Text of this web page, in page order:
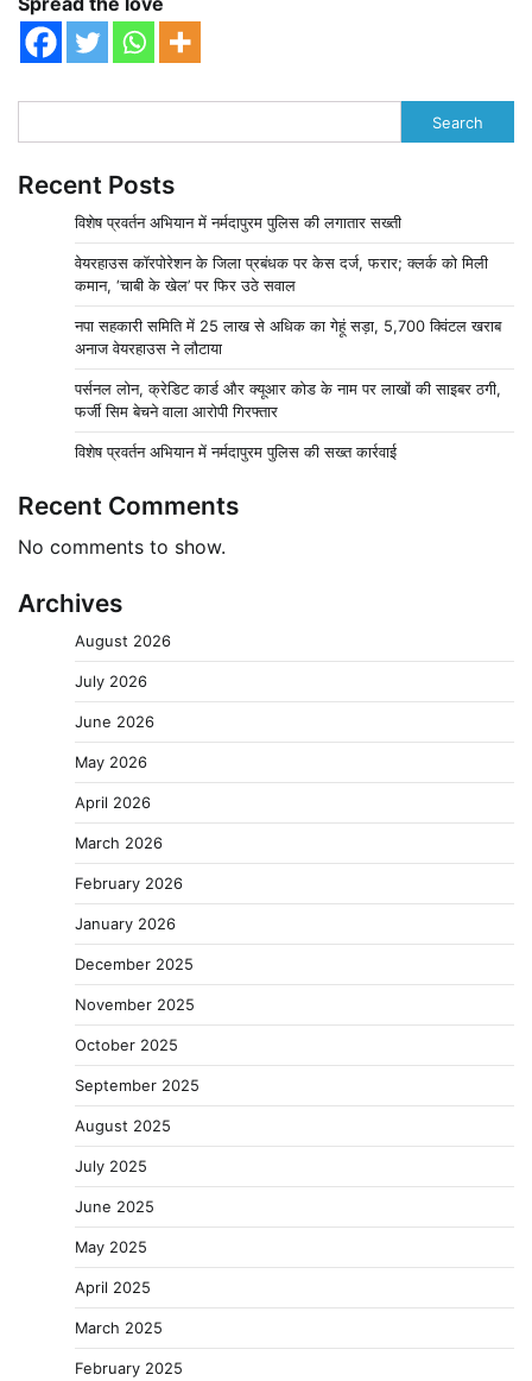
Search
Recent Posts
विशेष प्रवर्तन अभियान में नर्मदापुरम पुलिस की लगातार सख्ती
वेयरहाउस कॉरपोरेशन के जिला प्रबंधक पर केस दर्ज, फरार; क्लर्क को मिली
कमान, ‘चाबी के खेल’ पर फिर उठे सवाल
नपा सहकारी समिति में 25 लाख से अधिक का गेहूं सड़ा, 5,700 क्विंटल खराब
अनाज वेयरहाउस ने लौटाया
पर्सनल लोन, क्रेडिट कार्ड और क्यूआर कोड के नाम पर लाखों की साइबर ठगी,
फर्जी सिम बेचने वाला आरोपी गिरफ्तार
विशेष प्रवर्तन अभियान में नर्मदापुरम पुलिस की सख्त कार्रवाई
Recent Comments
No comments to show.
Archives
August 2026
July 2026
June 2026
May 2026
April 2026
March 2026
February 2026
January 2026
December 2025
November 2025
October 2025
September 2025
August 2025
July 2025
June 2025
May 2025
April 2025
March 2025
February 2025